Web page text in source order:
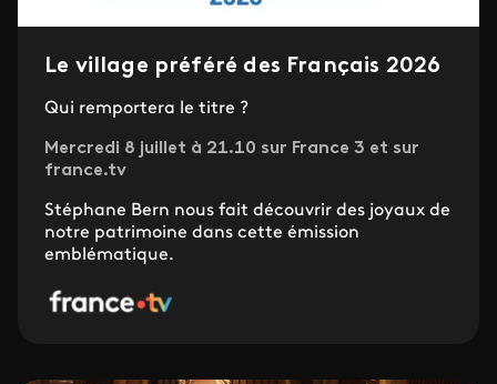
Le village préféré des Français 2026
Qui remportera le titre ?
Mercredi 8 juillet à 21.10 sur France 3 et sur
france.tv
Stéphane Bern nous fait découvrir des joyaux de
notre patrimoine dans cette émission
emblématique.